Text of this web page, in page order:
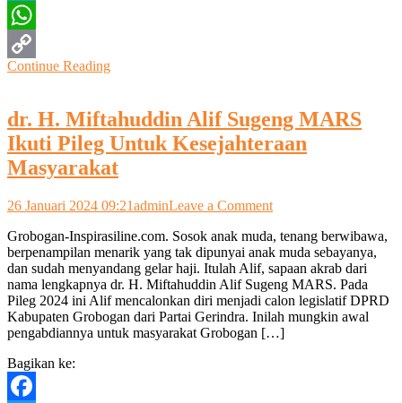
Twitter
WhatsApp
Copy
Continue Reading
dr. H. Miftahuddin Alif Sugeng MARS
Ikuti Pileg Untuk Kesejahteraan
Masyarakat
26 Januari 2024 09:21adminLeave a Commenton
H.
Miftahuddin
Alif
Sugeng
MARS
Ikuti
Pileg
Grobogan-Inspirasiline.com. Sosok anak muda, tenang berwibawa,
berpenampilan menarik yang tak dipunyai anak muda sebayanya,
dan sudah menyandang gelar haji. Itulah Alif, sapaan akrab dari
nama lengkapnya dr. H. Miftahuddin Alif Sugeng MARS. Pada
Pileg 2024 ini Alif mencalonkan diri menjadi calon legislatif DPRD
Kabupaten Grobogan dari Partai Gerindra. Inilah mungkin awal
pengabdiannya untuk masyarakat Grobogan […]
Bagikan ke: